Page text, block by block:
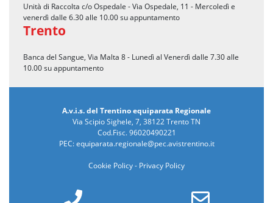
Unità di Raccolta c/o Ospedale - Via Ospedale, 11 - Mercoledì e
venerdì dalle 6.30 alle 10.00 su appuntamento
Trento
Banca del Sangue, Via Malta 8 - Lunedì al Venerdì dalle 7.30 alle
10.00 su appuntamento
A.v.i.s. del Trentino equiparata Regionale
Via Scipio Sighele, 7, 38122 Trento TN
Cod.Fisc. 96020490221
PEC:equiparata.regionale@pec.avistrentino.it
Cookie Policy- Privacy Policy